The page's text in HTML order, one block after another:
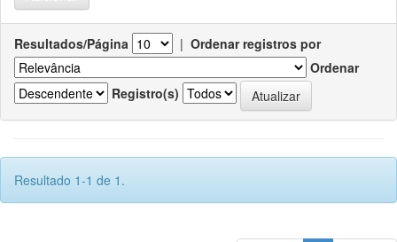
Resultados/Página | Ordenar registros por
Ordenar
Registro(s)
Resultado 1-1 de 1.